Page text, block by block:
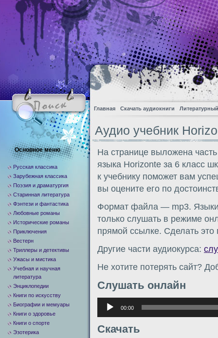
Главная Скачать аудиокниги
Аудио учебник
На странице выложена
языка Horizonte за 6 класс
к учебнику поможет вам
вы оцените его по
Формат файла — mp3.
только слушать в режиме
прямой ссылке. Сделать
Другие части аудиокурса:
Не хотите потерять сайт?
Слушать онлайн
Аудиоплеер
00:00
Скачать
Основное меню
Русская классика
Зарубежная классика
Поэзия и драматургия
Старинная литература
Фэнтези и фантастика
Любовные романы
Исторические романы
Приключения
Вестерн
Триллеры и детективы
Ужасы и мистика
Учебная и научная
литература
Энциклопедии
Книги по искусству
Биографии и мемуары
Книги о здоровье
Книги о спорте
Эзотерика